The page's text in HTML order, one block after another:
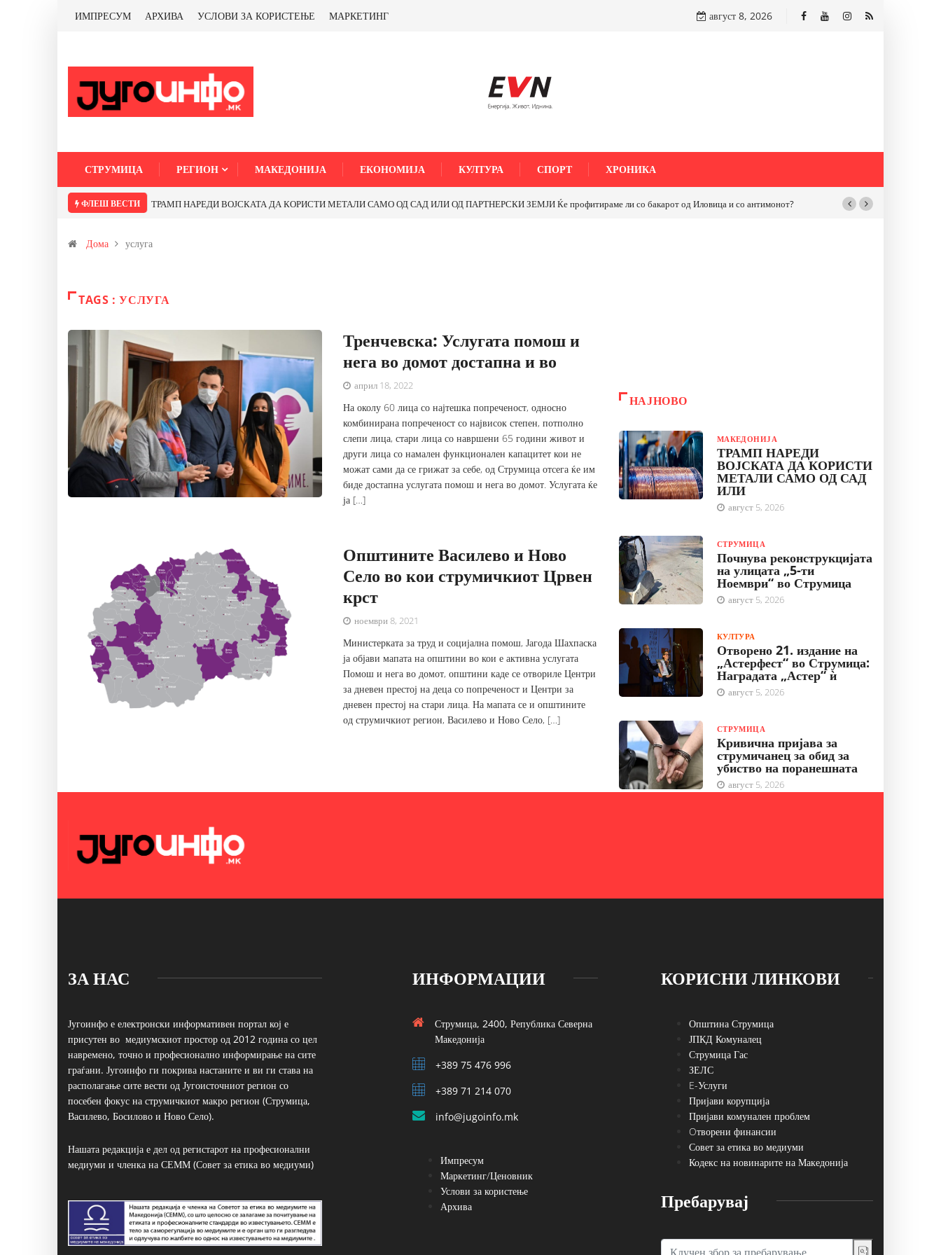
ИМПРЕСУМ АРХИВА УСЛОВИ ЗА КОРИСТЕЊЕ МАРКЕТИНГ август 8, 2026
СТРУМИЦА РЕГИОН МАКЕДОНИЈА ЕКОНОМИЈА КУЛТУРА СПОРТ ХРОНИКА
ФЛЕШ ВЕСТИ ТРАМП НАРЕДИ ВОЈСКАТА ДА КОРИСТИ МЕТАЛИ САМО ОД САД ИЛИ ОД ПАРТНЕРСКИ ЗЕМЈИ Ќе профитираме ли со бакарот од Иловица и со антимонот?
Дома услуга
TAGS : УСЛУГА
Тренчевска: Услугата помош и
нега во домот достапна и во
април 18, 2022
На околу 60 лица со најтешка попреченост, односно
комбинирана попреченост со највисок степен, потполно
слепи лица, стари лица со навршени 65 години живот и
други лица со намален функционален капацитет кои не
можат сами да се грижат за себе, од Струмица отсега ќе им
биде достапна услугата помош и нега во домот. Услугата ќе
ја […]
Општините Василево и Ново
Село во кои струмичкиот Црвен
крст
ноември 8, 2021
Министерката за труд и социјална помош, Јагода Шахпаска
ја објави мапата на општини во кои е активна услугата
Помош и нега во домот, општини каде се отвориле Центри
за дневен престој на деца со попреченост и Центри за
дневен престој на стари лица. На мапата се и општините
од струмичкиот регион, Василево и Ново Село, […]
НАЈНОВО
МАКЕДОНИЈА
ТРАМП НАРЕДИ
ВОЈСКАТА ДА КОРИСТИ
МЕТАЛИ САМО ОД САД
ИЛИ
август 5, 2026
СТРУМИЦА
Почнува реконструкцијата
на улицата „5-ти
Ноември“ во Струмица
август 5, 2026
КУЛТУРА
Отворено 21. издание на
„Астерфест“ во Струмица:
Наградата „Астер“ ѝ
август 5, 2026
СТРУМИЦА
Кривична пријава за
струмичанец за обид за
убиство на поранешната
август 5, 2026
ЗА НАС
Југоинфо е електронски информативен портал кој е
присутен во медиумскиот простор од 2012 година со цел
навремено, точно и професионално информирање на сите
граѓани. Југоинфо ги покрива настаните и ви ги става на
располагање сите вести од Југоисточниот регион со
посебен фокус на струмичкиот макро регион (Струмица,
Василево, Босилово и Ново Село).
Нашата редакција е дел од регистарот на професионални
медиуми и членка на СЕММ (Совет за етика во медиуми)
ИНФОРМАЦИИ
Струмица, 2400, Република Северна
Македонија
+389 75 476 996
+389 71 214 070
info@jugoinfo.mk
Импресум
Маркетинг/Ценовник
Услови за користење
Архива
КОРИСНИ ЛИНКОВИ
Општина Струмица
ЈПКД Комуналец
Струмица Гас
ЗЕЛС
E-Услуги
Пријави корупција
Пријави комунален проблем
Oтворени финансии
Совет за етика во медиуми
Кодекс на новинарите на Македонија
Пребарувај